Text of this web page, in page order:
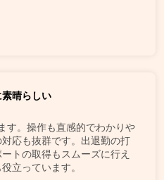
晴らしい
す。操作も直感的でわかりや
応も抜群です。出退勤の打
トの取得もスムーズに行え
立っています。